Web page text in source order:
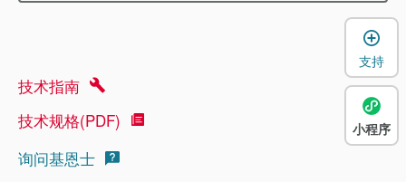
技术指南
技术规格(PDF)
询问基恩士
支持
小程序